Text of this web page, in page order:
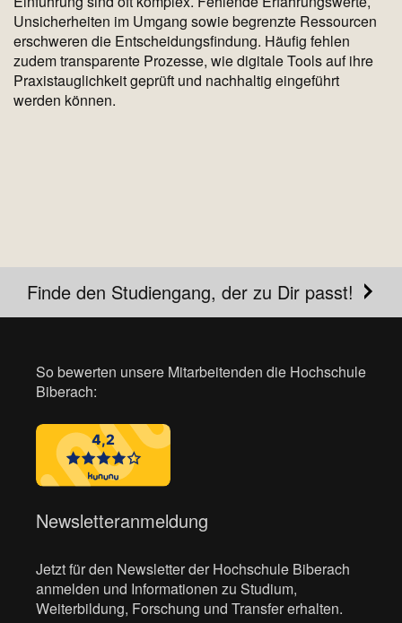
Unsicherheiten im Umgang sowie begrenzte Ressourcen
erschweren die Entscheidungsfindung. Häufig fehlen
zudem transparente Prozesse, wie digitale Tools auf ihre
Praxistauglichkeit geprüft und nachhaltig eingeführt
werden können.
Finde den Studiengang, der zu Dir passt!
So bewerten unsere Mitarbeitenden die Hochschule
Biberach:
Newsletteranmeldung
Jetzt für den Newsletter der Hochschule Biberach
anmelden und Informationen zu Studium,
Weiterbildung, Forschung und Transfer erhalten.